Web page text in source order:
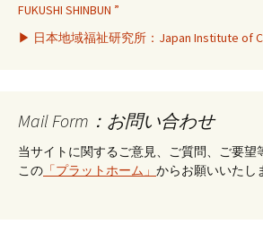
FUKUSHI SHINBUN ”
▶ 日本地域福祉研究所：Japan Institute of
Mail Form：お問い合わせ
当サイトに関するご意見、ご質問、ご要望
この 「プラットホーム」 からお願いいたし